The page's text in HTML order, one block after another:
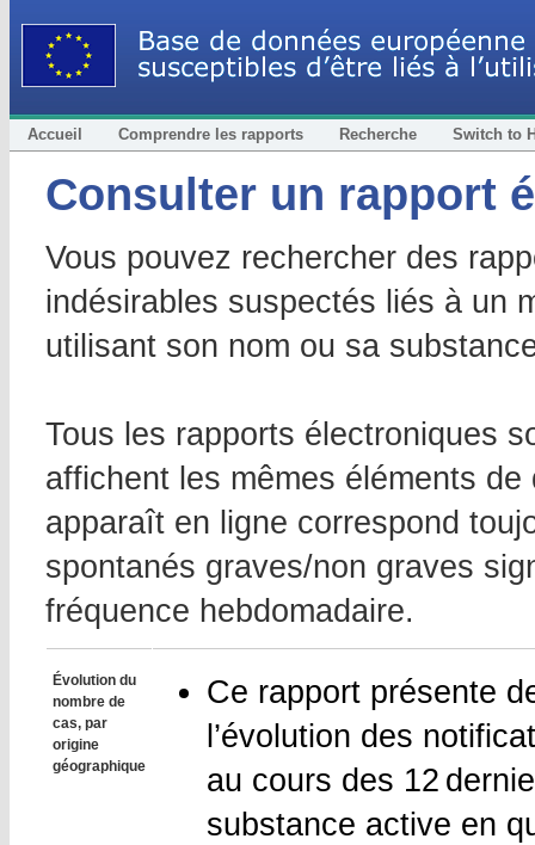
Accueil Comprendre les rapports Recherche Switch to
Consulter un rapport
Vous pouvez rechercher des
indésirables suspectés liés à un
utilisant son nom ou sa
Tous les rapports électroniques
affichent les mêmes éléments
apparaît en ligne correspond
spontanés graves/non graves
fréquence hebdomadaire.
Évolution du
nombre de
cas, par
origine
géographique
Ce rapport présente
l’évolution des
au cours des 12
substance active en